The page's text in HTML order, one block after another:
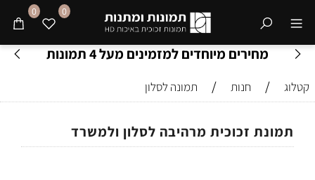
מחירים מיוחדים למזמינים מעל 4 תמונות
0 0
קטלוג / חנות / תמונה לסלון
תמונת זכוכית מרהיבה לסלון ולמשרד